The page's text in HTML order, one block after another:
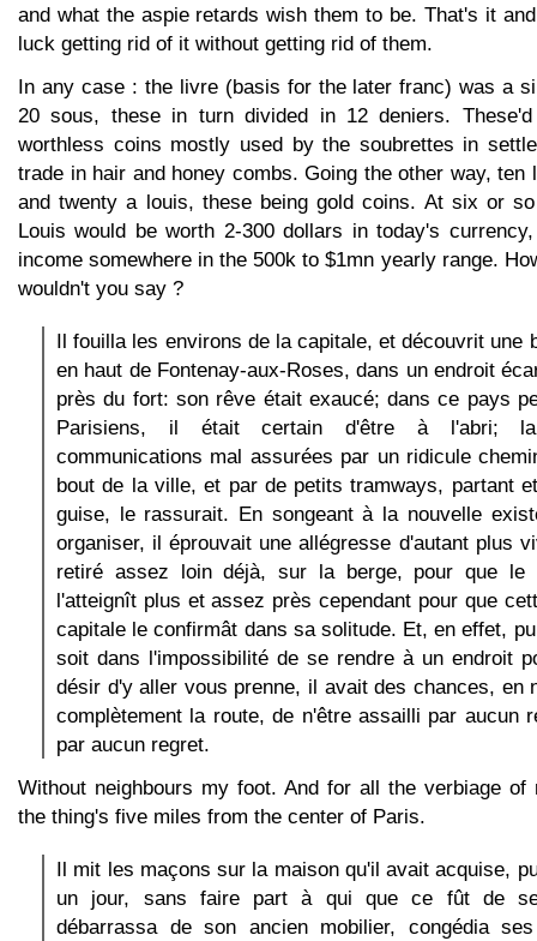
and what the aspie retards wish them to be. That's it
luck getting rid of it without getting rid of them.
In any case : the livre (basis for the later franc) was a
20 sous, these in turn divided in 12 deniers.
worthless coins mostly used by the soubrettes in
trade in hair and honey combs. Going the other way, ten
and twenty a louis, these being gold coins. At six or
Louis would be worth 2-300 dollars in today's
income somewhere in the 500k to $1mn yearly range.
wouldn't you say ?
Il fouilla les environs de la capitale, et découvrit une
en haut de Fontenay-aux-Roses, dans un endroit
près du fort: son rêve était exaucé; dans ce pays
Parisiens, il était certain d'être à l'abri;
communications mal assurées par un ridicule
bout de la ville, et par de petits tramways, partant
guise, le rassurait. En songeant à la nouvelle
organiser, il éprouvait une allégresse d'autant plus
retiré assez loin déjà, sur la berge, pour que
l'atteignît plus et assez près cependant pour que
capitale le confirmât dans sa solitude. Et, en effet,
soit dans l'impossibilité de se rendre à un endroit
désir d'y aller vous prenne, il avait des chances, en
complètement la route, de n'être assailli par aucun
par aucun regret.
Without neighbours my foot. And for all the verbiage of
the thing's five miles from the center of Paris.
Il mit les maçons sur la maison qu'il avait acquise,
un jour, sans faire part à qui que ce fût de
débarrassa de son ancien mobilier, congédia